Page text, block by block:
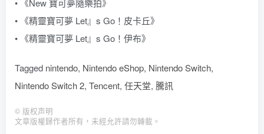
• 《New 寶可夢隨樂拍》
• 《精靈寶可夢 Let』s Go！皮卡丘》
• 《精靈寶可夢 Let』s Go！伊布》
Tagged nintendo, Nintendo eShop, Nintendo Switch,
Nintendo Switch 2, Tencent, 任天堂, 騰訊
© 版权声明
文章版權歸作者所有，未經允許請勿轉載。